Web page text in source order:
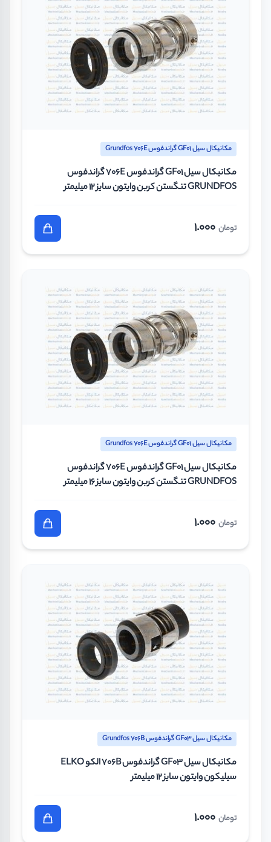
مکانیکال سیل GF01 گراندفوس Grundfos 706E
مکانیکال سیل GF01 گراندفوس 706E گراندفوس
GRUNDFOS تنگستن کربن وایتون سایز 12 میلیمتر
تومان 1.000
مکانیکال سیل GF01 گراندفوس Grundfos 706E
مکانیکال سیل GF01 گراندفوس 706E گراندفوس
GRUNDFOS تنگستن کربن وایتون سایز 16 میلیمتر
تومان 1.000
مکانیکال سیل GF03 گراندفوس Grundfos 706B
مکانیکال سیل GF03 گراندفوس 706B الکو ELKO
سیلیکون وایتون سایز 12 میلیمتر
تومان 1.000